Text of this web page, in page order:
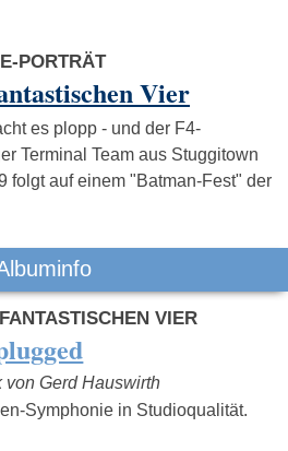
PORTRÄT
Vier
es plopp - und der F4-
Terminal Team aus Stuggitown
folgt auf einem "Batman-Fest" der
VIER
von Gerd Hauswirth
Symphonie in Studioqualität.